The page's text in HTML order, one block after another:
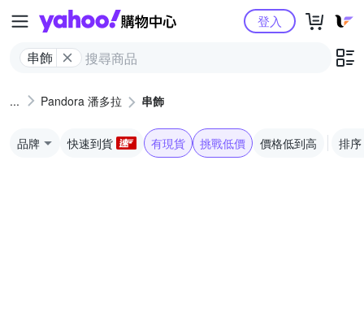
Yahoo購物中心
串飾
登入
Pandora 潘多拉 串飾
品牌 快速到貨 有現貨 挑戰低價 價格低到高 排序